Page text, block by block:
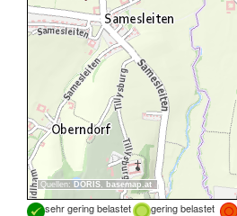
Quellen: DORIS, basemap.at
sehr gering belastet gering belastet